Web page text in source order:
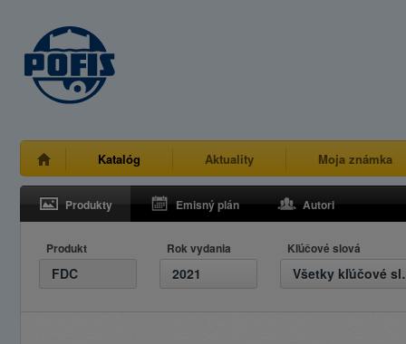
Katalóg Aktuality Moja známka
Produkty Emisný plán Autori
Produkt
FDC
Rok vydania
2021
Kľúčové slová